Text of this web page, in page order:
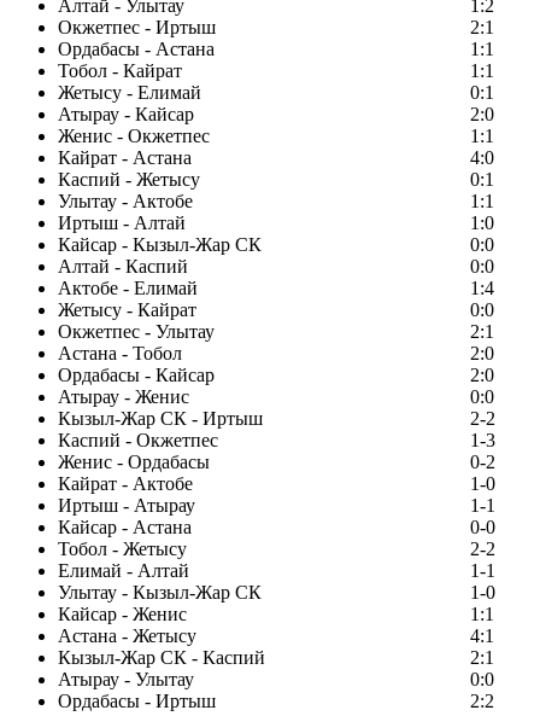
Алтай - Улытау
1:2
Окжетпес - Иртыш
2:1
Ордабасы - Астана
1:1
Тобол - Кайрат
1:1
Жетысу - Елимай
0:1
Атырау - Кайсар
2:0
Женис - Окжетпес
1:1
Кайрат - Астана
4:0
Каспий - Жетысу
0:1
Улытау - Актобе
1:1
Иртыш - Алтай
1:0
Кайсар - Кызыл-Жар СК
0:0
Алтай - Каспий
0:0
Актобе - Елимай
1:4
Жетысу - Кайрат
0:0
Окжетпес - Улытау
2:1
Астана - Тобол
2:0
Ордабасы - Кайсар
2:0
Атырау - Женис
0:0
Кызыл-Жар СК - Иртыш
2-2
Каспий - Окжетпес
1-3
Женис - Ордабасы
0-2
Кайрат - Актобе
1-0
Иртыш - Атырау
1-1
Кайсар - Астана
0-0
Тобол - Жетысу
2-2
Елимай - Алтай
1-1
Улытау - Кызыл-Жар СК
1-0
Кайсар - Женис
1:1
Астана - Жетысу
4:1
Кызыл-Жар СК - Каспий
2:1
Атырау - Улытау
0:0
Ордабасы - Иртыш
2:2